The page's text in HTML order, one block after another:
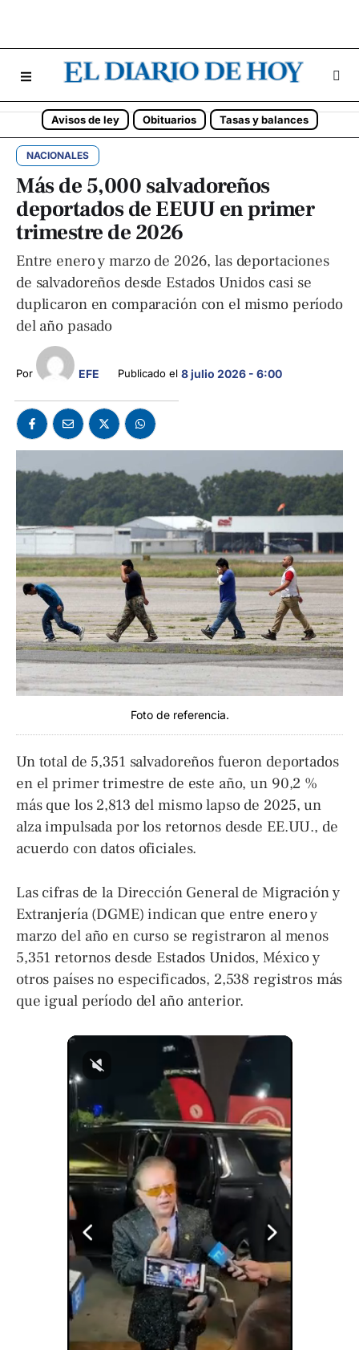
Avisos de ley Obituarios Tasas y balances
NACIONALES
Más de 5,000 salvadoreños
deportados de EEUU en primer
trimestre de 2026
Entre enero y marzo de 2026, las deportaciones
de salvadoreños desde Estados Unidos casi se
duplicaron en comparación con el mismo período
del año pasado
Por EFE Publicado el 8 julio 2026 - 6:00
Foto de referencia.
Un total de 5,351 salvadoreños fueron deportados
en el primer trimestre de este año, un 90,2 %
más que los 2,813 del mismo lapso de 2025, un
alza impulsada por los retornos desde EE.UU., de
acuerdo con datos oficiales.
Las cifras de la Dirección General de Migración y
Extranjería (DGME) indican que entre enero y
marzo del año en curso se registraron al menos
5,351 retornos desde Estados Unidos, México y
otros países no especificados, 2,538 registros más
que igual período del año anterior.